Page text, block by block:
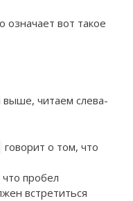
означает вот такое
выше, читаем слева-
говорит о том, что
пробел
встретиться